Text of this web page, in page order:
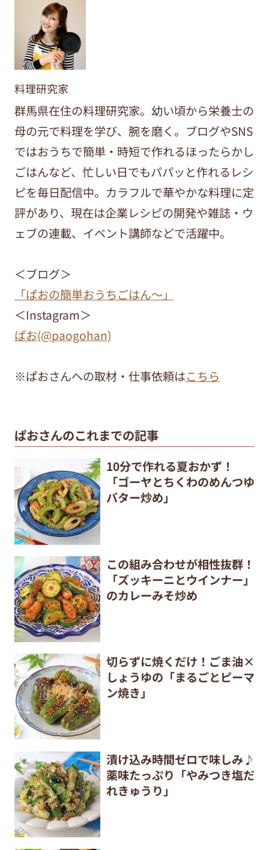
料理研究家
群馬県在住の料理研究家。幼い頃から栄養士の
母の元で料理を学び、腕を磨く。ブログやSNS
ではおうちで簡単・時短で作れるほったらかし
ごはんなど、忙しい日でもパパッと作れるレシ
ピを毎日配信中。カラフルで華やかな料理に定
評があり、現在は企業レシピの開発や雑誌・ウ
ェブの連載、イベント講師などで活躍中。
＜ブログ＞
「ぱおの簡単おうちごはん～」
＜Instagram＞
ぱお(@paogohan)
※ぱおさんへの取材・仕事依頼はこちら
ぱおさんのこれまでの記事
10分で作れる夏おかず！
「ゴーヤとちくわのめんつゆ
バター炒め」
この組み合わせが相性抜群！
「ズッキーニとウインナー」
のカレーみそ炒め
切らずに焼くだけ！ごま油×
しょうゆの「まるごとピーマ
ン焼き」
漬け込み時間ゼロで味しみ♪
薬味たっぷり「やみつき塩だ
れきゅうり」